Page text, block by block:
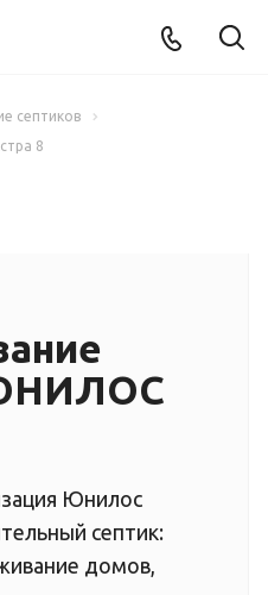
септиков
8
Юнилос
септик:
домов,